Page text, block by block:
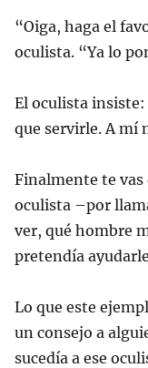
“Oiga, haga el
oculista. “Ya lo
El oculista insiste:
que servirle. A mí
Finalmente te
oculista –por
ver, qué hombre
pretendía
Lo que este
un consejo a
sucedía a ese